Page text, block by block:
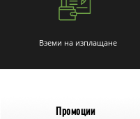
Вземи на изплащане
Промоции